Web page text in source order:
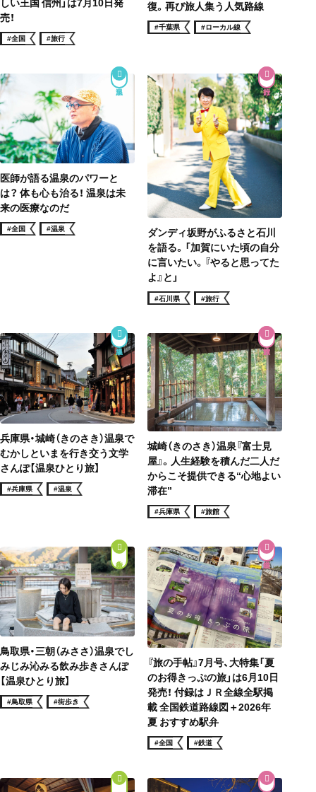
売！
#全国 #旅行
復。再び旅人集う人気路線
#千葉県 #ローカル線
医師が語る温泉のパワーと
は？ 体も心も治る！ 温泉は未
来の医療なのだ
#全国 #温泉
ダンディ坂野がふるさと石川
を語る。「加賀にいた頃の自分
に言いたい。『やると思ってた
よ』と」
#石川県 #旅行
兵庫県・城崎（きのさき）温泉で
むかしといまを行き交う文学
さんぽ【温泉ひとり旅】
#兵庫県 #温泉
城崎（きのさき）温泉『富士見
屋』。人生経験を積んだ二人だ
からこそ提供できる“心地よい
滞在”
#兵庫県 #旅館
街歩き
鳥取県・三朝（みささ）温泉でし
みじみ沁みる飲み歩きさんぽ
【温泉ひとり旅】
#鳥取県 #街歩き
『旅の手帖』7月号、大特集「夏
のお得きっぷの旅」は6月10日
発売！ 付録はＪＲ全線全駅掲
載 全国鉄道路線図＋2026年
夏 おすすめ駅弁
#全国 #鉄道